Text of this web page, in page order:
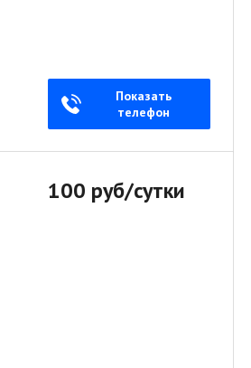
Показать
телефон
100 руб/сутки